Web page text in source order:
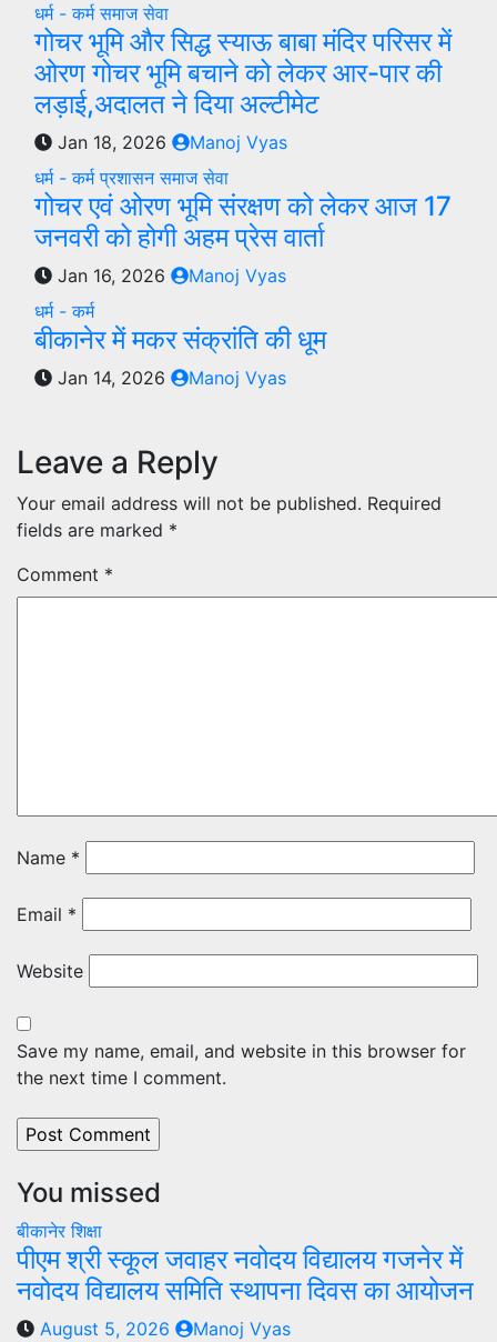
धर्म - कर्मसमाज सेवा
गोचर भूमि और सिद्ध स्याऊ बाबा मंदिर परिसर में
ओरण गोचर भूमि बचाने को लेकर आर-पार की
लड़ाई,अदालत ने दिया अल्टीमेट
Jan 18, 2026
Manoj Vyas
धर्म - कर्मप्रशासनसमाज सेवा
गोचर एवं ओरण भूमि संरक्षण को लेकर आज 17
जनवरी को होगी अहम प्रेस वार्ता
Jan 16, 2026
Manoj Vyas
धर्म - कर्म
बीकानेर में मकर संक्रांति की धूम
Jan 14, 2026 Manoj Vyas
Leave a Reply
Your email address will not be published. Required
fields are marked *
Comment *
Name *
Email *
Website
Save my name, email, and website in this browser for
the next time I comment.
You missed
बीकानेरशिक्षा
पीएम श्री स्कूल जवाहर नवोदय विद्यालय गजनेर में
नवोदय विद्यालय समिति स्थापना दिवस का आयोजन
August 5, 2026
Manoj Vyas